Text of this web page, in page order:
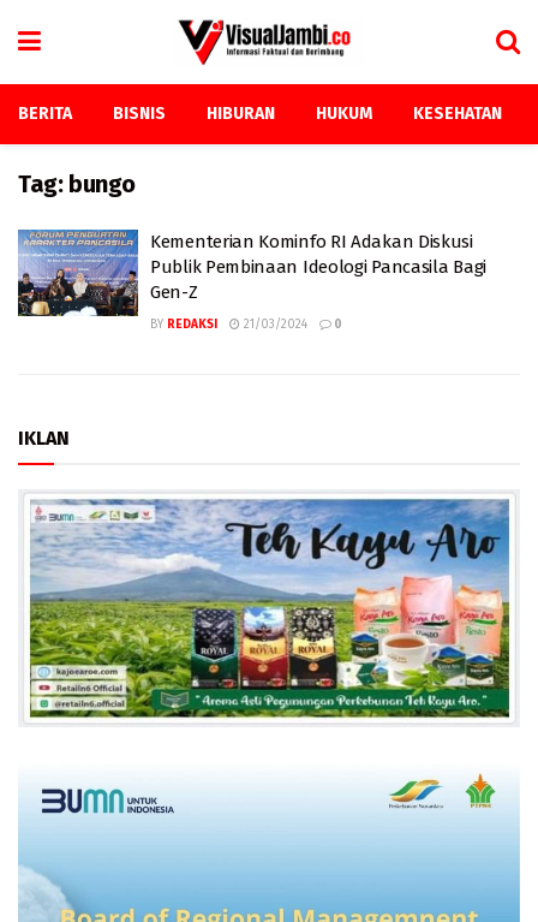
BERITA BISNIS HIBURAN HUKUM KESEHATAN
Tag: bungo
Kementerian Kominfo RI Adakan Diskusi
Publik Pembinaan Ideologi Pancasila Bagi
Gen-Z
BY REDAKSI 21/03/2024 0
IKLAN